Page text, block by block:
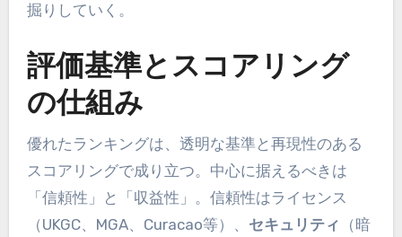
掘りしていく。
評価基準とスコアリング
の仕組み
優れたランキングは、透明な基準と再現性のある
スコアリングで成り立つ。中心に据えるべきは
「信頼性」と「収益性」。信頼性はライセンス
（UKGC、MGA、Curacao等）、 セキュリティ （暗